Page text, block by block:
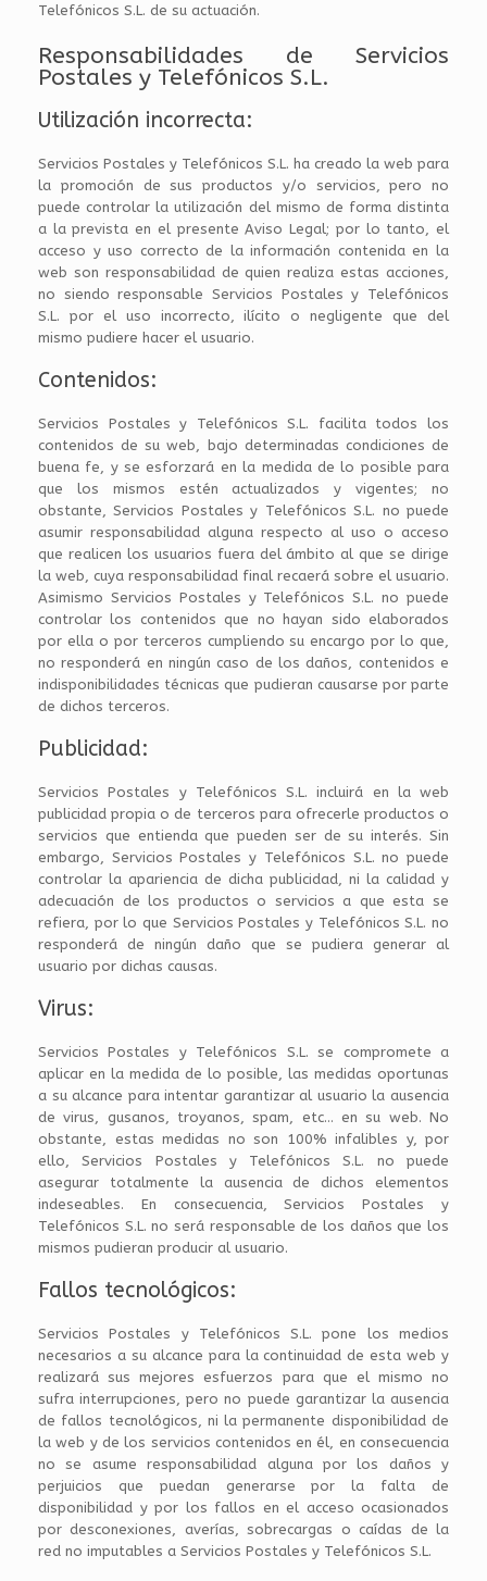
Telefónicos S.L. de su actuación.
Responsabilidades de Servicios
Postales y Telefónicos S.L.
Utilización incorrecta:
Servicios Postales y Telefónicos S.L. ha creado la web para
la promoción de sus productos y/o servicios, pero no
puede controlar la utilización del mismo de forma distinta
a la prevista en el presente Aviso Legal; por lo tanto, el
acceso y uso correcto de la información contenida en la
web son responsabilidad de quien realiza estas acciones,
no siendo responsable Servicios Postales y Telefónicos
S.L. por el uso incorrecto, ilícito o negligente que del
mismo pudiere hacer el usuario.
Contenidos:
Servicios Postales y Telefónicos S.L. facilita todos los
contenidos de su web, bajo determinadas condiciones de
buena fe, y se esforzará en la medida de lo posible para
que los mismos estén actualizados y vigentes; no
obstante, Servicios Postales y Telefónicos S.L. no puede
asumir responsabilidad alguna respecto al uso o acceso
que realicen los usuarios fuera del ámbito al que se dirige
la web, cuya responsabilidad final recaerá sobre el usuario.
Asimismo Servicios Postales y Telefónicos S.L. no puede
controlar los contenidos que no hayan sido elaborados
por ella o por terceros cumpliendo su encargo por lo que,
no responderá en ningún caso de los daños, contenidos e
indisponibilidades técnicas que pudieran causarse por parte
de dichos terceros.
Publicidad:
Servicios Postales y Telefónicos S.L. incluirá en la web
publicidad propia o de terceros para ofrecerle productos o
servicios que entienda que pueden ser de su interés. Sin
embargo, Servicios Postales y Telefónicos S.L. no puede
controlar la apariencia de dicha publicidad, ni la calidad y
adecuación de los productos o servicios a que esta se
refiera, por lo que Servicios Postales y Telefónicos S.L. no
responderá de ningún daño que se pudiera generar al
usuario por dichas causas.
Virus:
Servicios Postales y Telefónicos S.L. se compromete a
aplicar en la medida de lo posible, las medidas oportunas
a su alcance para intentar garantizar al usuario la ausencia
de virus, gusanos, troyanos, spam, etc… en su web. No
obstante, estas medidas no son 100% infalibles y, por
ello, Servicios Postales y Telefónicos S.L. no puede
asegurar totalmente la ausencia de dichos elementos
indeseables. En consecuencia, Servicios Postales y
Telefónicos S.L. no será responsable de los daños que los
mismos pudieran producir al usuario.
Fallos tecnológicos:
Servicios Postales y Telefónicos S.L. pone los medios
necesarios a su alcance para la continuidad de esta web y
realizará sus mejores esfuerzos para que el mismo no
sufra interrupciones, pero no puede garantizar la ausencia
de fallos tecnológicos, ni la permanente disponibilidad de
la web y de los servicios contenidos en él, en consecuencia
no se asume responsabilidad alguna por los daños y
perjuicios que puedan generarse por la falta de
disponibilidad y por los fallos en el acceso ocasionados
por desconexiones, averías, sobrecargas o caídas de la
red no imputables a Servicios Postales y Telefónicos S.L.